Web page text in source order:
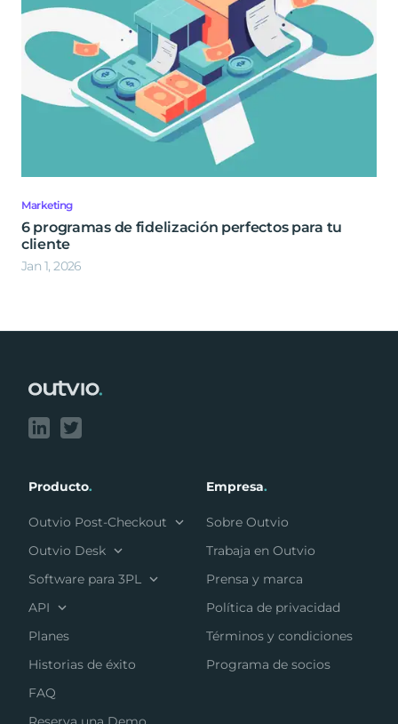
Marketing
6 programas de fidelización perfectos para tu
cliente
Jan 1, 2026
Producto.
Outvio Post-Checkout
Outvio Desk
Software para 3PL
API
Planes
Historias de éxito
FAQ
Empresa.
Sobre Outvio
Trabaja en Outvio
Prensa y marca
Política de privacidad
Términos y condiciones
Programa de socios